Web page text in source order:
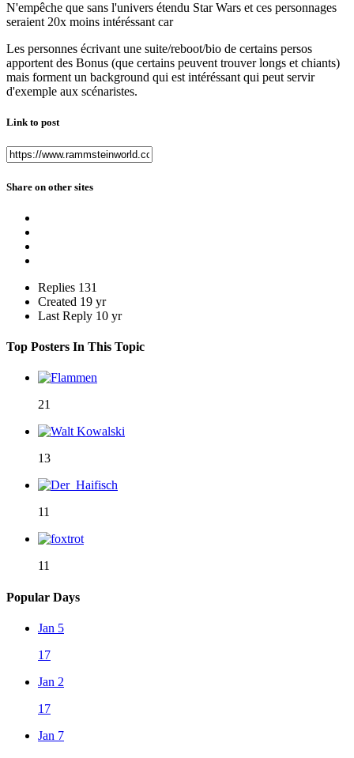
N'empêche que sans l'univers étendu Star Wars et ces personnages
seraient 20x moins intéréssant car
Les personnes écrivant une suite/reboot/bio de certains persos
apportent des Bonus (que certains peuvent trouver longs et chiants)
mais forment un background qui est intéréssant qui peut servir
d'exemple aux scénaristes.
Link to post
Share on other sites
Replies 131
Created 19 yr
Last Reply 10 yr
Top Posters In This Topic
21
13
11
11
Popular Days
Jan 5
17
Jan 2
17
Jan 7